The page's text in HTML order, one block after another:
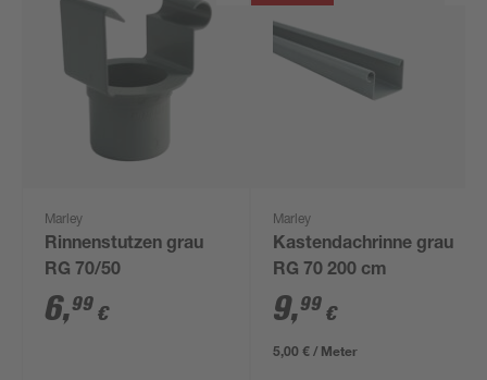
Marley
Rinnenstutzen grau
RG 70/50
6,99 €
Marley
Kastendachrinne grau
RG 70 200 cm
9,99 €
5,00 € / Meter